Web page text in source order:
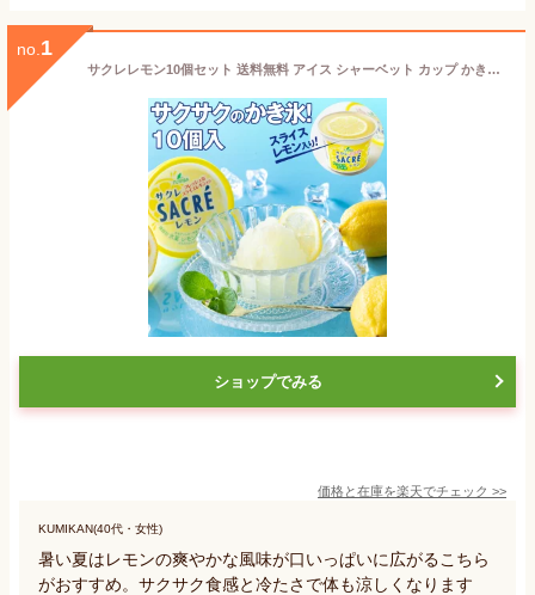
no. 1
サクレレモン10個セット 送料無料 アイス シャーベット カップ かき氷 お中元 御中元 夏ギフト 2026 父の日 プレゼント ギフト お祝い 結婚 出産 内祝い 退職祝い お礼 お返し お土産 手土産 イベント 景品 会社 大量 法人 お取り寄せ
ショップでみる
価格と在庫を楽天でチェック >>
KUMIKAN(40代・女性)
暑い夏はレモンの爽やかな風味が口いっぱいに広がるこちら
がおすすめ。サクサク食感と冷たさで体も涼しくなります